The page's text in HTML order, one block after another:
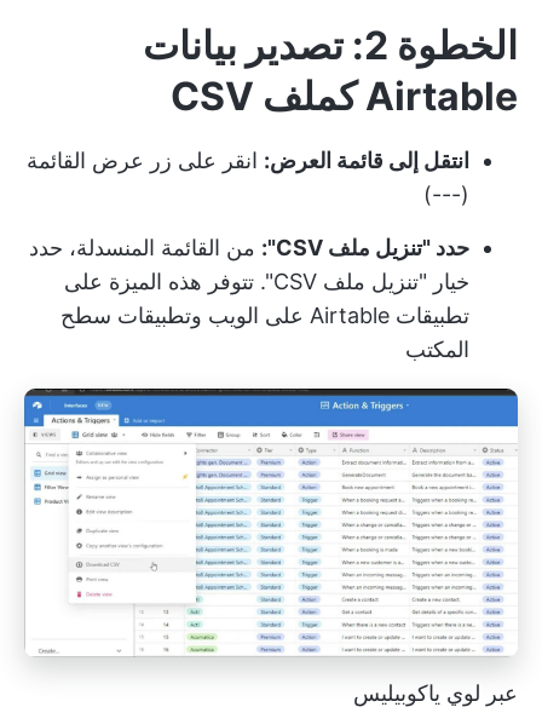
الخطوة 2: تصدير بيانات
Airtable كملف CSV
انتقل إلى قائمة العرض: انقر على زر عرض القائمة
(---)
حدد "تنزيل ملف CSV":
من القائمة المنسدلة، حدد
خيار "تنزيل ملف CSV". تتوفر هذه الميزة على
تطبيقات Airtable على الويب وتطبيقات سطح
المكتب
عبر لوي ياكوبيليس